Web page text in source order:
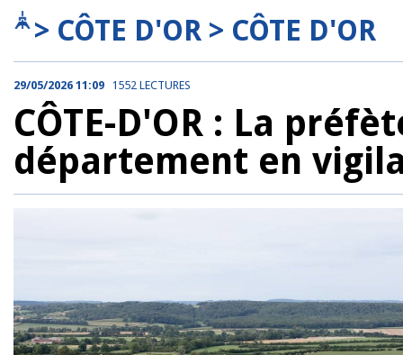
> CÔTE D'OR > CÔTE D'OR
29/05/2026 11:09 1552 LECTURES
CÔTE-D'OR : La
département en